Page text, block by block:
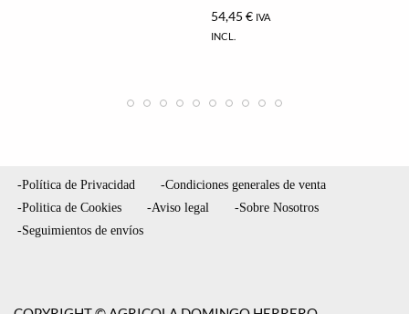
54,45€ IVA
INCL.
-Política de Privacidad
-Condiciones generales de venta
-Politica de Cookies
-Aviso legal
-Sobre Nosotros
-Seguimientos de envíos